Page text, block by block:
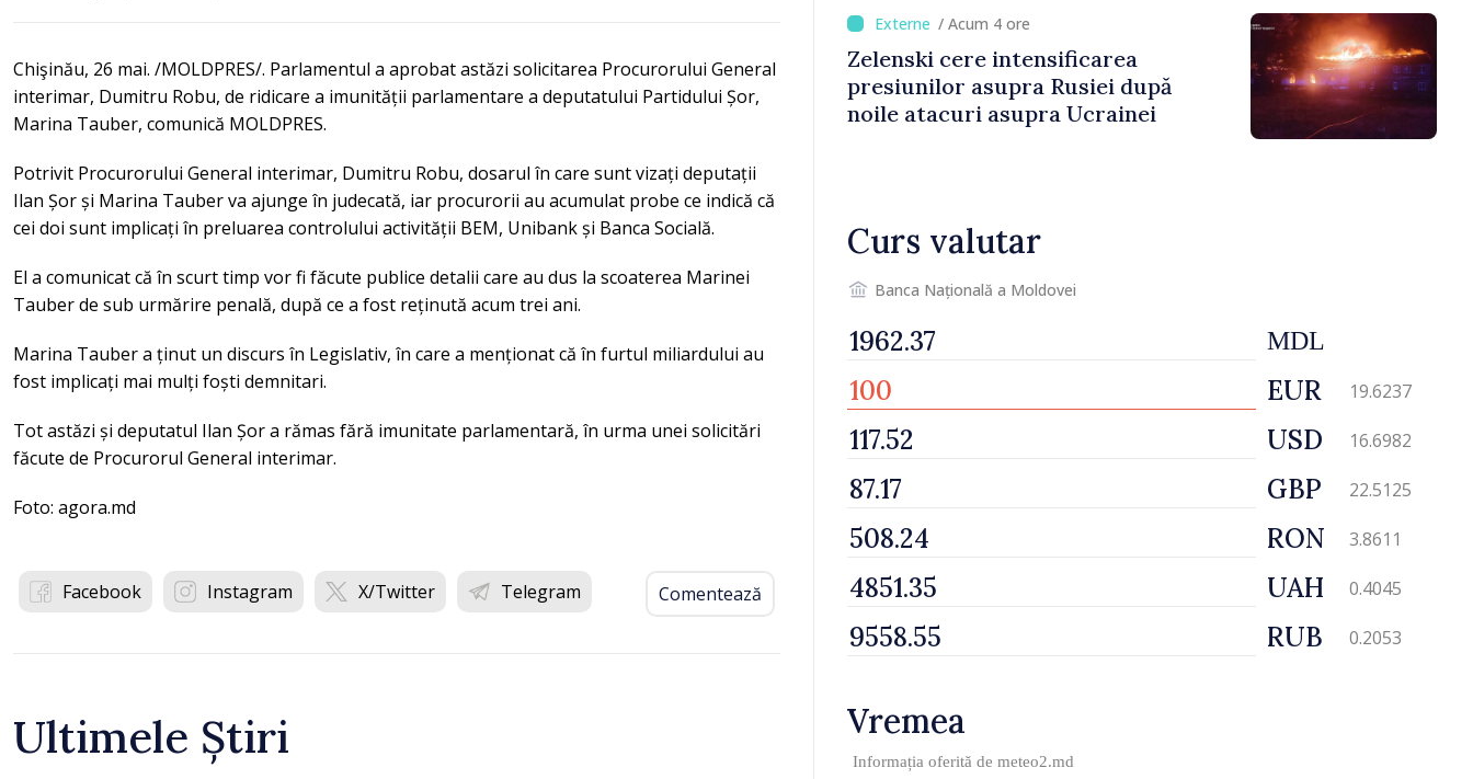
Chişinău, 26 mai. /MOLDPRES/. Parlamentul a aprobat astăzi solicitarea Procurorului General
interimar, Dumitru Robu, de ridicare a imunității parlamentare a deputatului Partidului Șor,
Marina Tauber, comunică MOLDPRES.
Potrivit Procurorului General interimar, Dumitru Robu, dosarul în care sunt vizați deputații
Ilan Șor și Marina Tauber va ajunge în judecată, iar procurorii au acumulat probe ce indică că
cei doi sunt implicați în preluarea controlului activității BEM, Unibank și Banca Socială.
El a comunicat că în scurt timp vor fi făcute publice detalii care au dus la scoaterea Marinei
Tauber de sub urmărire penală, după ce a fost reținută acum trei ani.
Marina Tauber a ținut un discurs în Legislativ, în care a menționat că în furtul miliardului au
fost implicați mai mulți foști demnitari.
Tot astăzi și deputatul Ilan Șor a rămas fără imunitate parlamentară, în urma unei solicitări
făcute de Procurorul General interimar.
Foto: agora.md
Facebook Instagram X/Twitter Telegram Comentează
Ultimele Știri
/ Acum 4 ore
Zelenski cere intensificarea
presiunilor asupra Rusiei după
noile atacuri asupra Ucrainei
Curs valutar
Banca Națională a Moldovei
MDL
EUR 19.6237
USD 16.6982
GBP 22.5125
RON 3.8611
UAH 0.4045
RUB 0.2053
Vremea
Informația oferită de meteo2.md